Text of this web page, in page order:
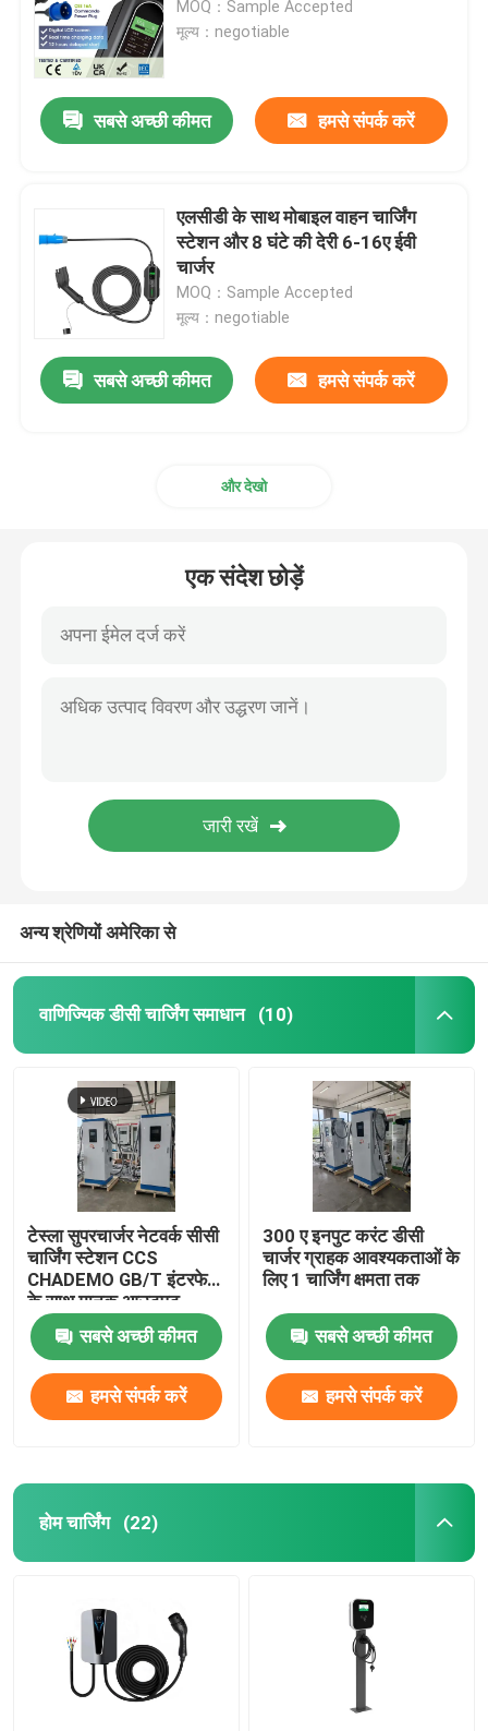
ईवी चार्जिंग एक्सेसरीज
ईवी चार्जिंग सॉकेट और प्लग
MOQ：Sample Accepted
मूल्य：negotiable
सबसे अच्छी कीमत हमसे संपर्क करें
एलसीडी के साथ मोबाइल वाहन चार्जिंग
स्टेशन और 8 घंटे की देरी 6-16ए ईवी
चार्जर
MOQ：Sample Accepted
मूल्य：negotiable
सबसे अच्छी कीमत हमसे संपर्क करें
और देखो
एक संदेश छोड़ें
अन्य श्रेणियों अमेरिका से
वाणिज्यिक डीसी चार्जिंग समाधान (10)
टेस्ला सुपरचार्जर नेटवर्क सीसी
चार्जिंग स्टेशन CCS
CHADEMO GB/T इंटरफेस
के साथ मानक आउटपुट
वोल्टेज 200-1000V
सबसे अच्छी कीमत
हमसे संपर्क करें
300 ए इनपुट करंट डीसी
चार्जर ग्राहक आवश्यकताओं के
लिए 1 चार्जिंग क्षमता तक
सबसे अच्छी कीमत
हमसे संपर्क करें
होम चार्जिंग (22)